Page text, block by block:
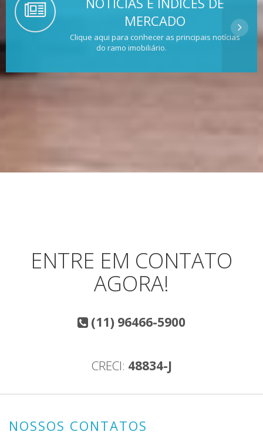
MERCADO
Clique aqui para conhecer as principais notícias
do ramo imobiliário.
ENTRE EM CONTATO
AGORA!
(11) 96466-5900
CRECI: 48834-J
NOSSOS CONTATOS